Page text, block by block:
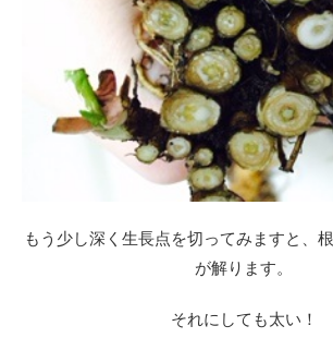
もう少し深く生長点を切ってみますと、
が解ります。
それにしても太い！